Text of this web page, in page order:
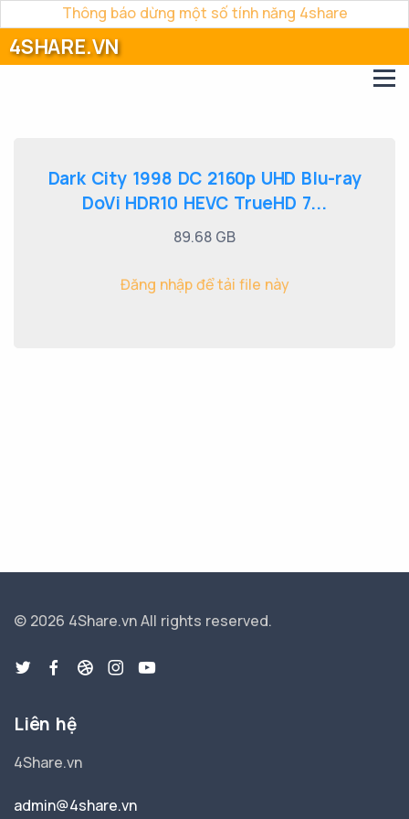
Thông báo dừng một số tính năng 4share
4SHARE.VN
Dark City 1998 DC 2160p UHD Blu-ray
DoVi HDR10 HEVC TrueHD 7...
89.68 GB
Đăng nhập để tải file này
© 2026 4Share.vnAll rights reserved.
Liên hệ
4Share.vn
admin@4share.vn